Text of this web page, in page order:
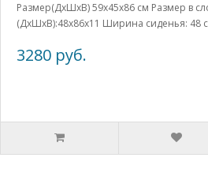
Размер(ДхШхВ) 59х45х86 см Размер в
(ДхШхВ):48х86х11 Ширина сиденья: 48
3280 руб.